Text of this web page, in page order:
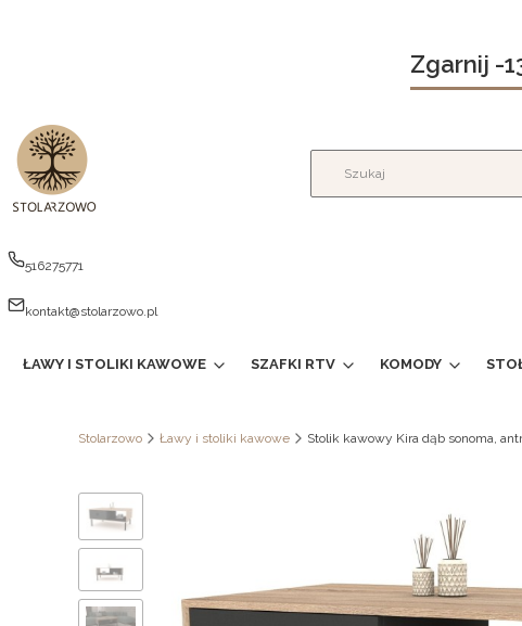
Zgarnij -
516275771
kontakt@stolarzowo.pl
ŁAWY I STOLIKI KAWOWE SZAFKI RTV KOMODY
Stolarzowo Ławy i stoliki kawowe Stolik kawowy Kira dąb sonoma,